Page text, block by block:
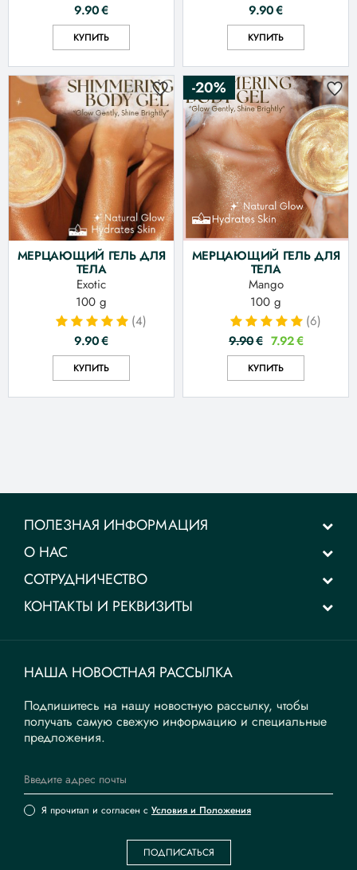
9.90€
КУПИТЬ
9.90€
КУПИТЬ
МЕРЦАЮЩИЙ ГЕЛЬ ДЛЯ
ТЕЛА
Exotic
100 g
(4)
9.90€
КУПИТЬ
-20%
МЕРЦАЮЩИЙ ГЕЛЬ ДЛЯ
ТЕЛА
Mango
100 g
(6)
9.90€ 7.92€
КУПИТЬ
ПОЛЕЗНАЯ ИНФОРМАЦИЯ
О НАС
СОТРУДНИЧЕСТВО
КОНТАКТЫ И РЕКВИЗИТЫ
НАША НОВОСТНАЯ РАССЫЛКА
Подпишитесь на нашу новостную рассылку, чтобы
получать самую свежую информацию и специальные
предложения.
Я прочитал и согласен с Условия и Положения
ПОДПИСАТЬСЯ